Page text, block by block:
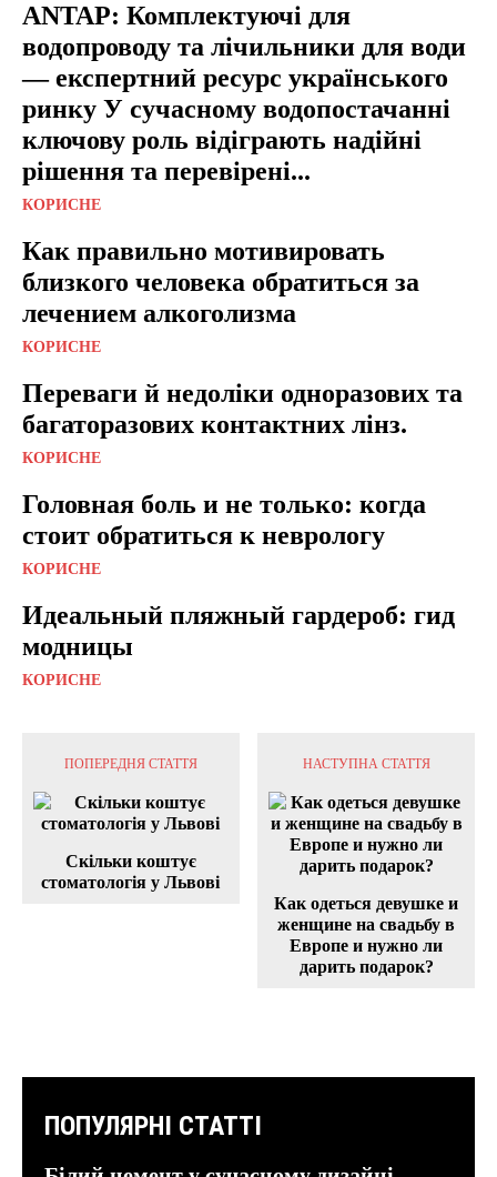
ANTAP: Комплектуючі для
водопроводу та лічильники для води
— експертний ресурс українського
ринку У сучасному водопостачанні
ключову роль відіграють надійні
рішення та перевірені...
КОРИСНЕ
Как правильно мотивировать
близкого человека обратиться за
лечением алкоголизма
КОРИСНЕ
Переваги й недоліки одноразових та
багаторазових контактних лінз.
КОРИСНЕ
Головная боль и не только: когда
стоит обратиться к неврологу
КОРИСНЕ
Идеальный пляжный гардероб: гид
модницы
КОРИСНЕ
ПОПЕРЕДНЯ СТАТТЯ
Скільки коштує
стоматологія у Львові
НАСТУПНА СТАТТЯ
Как одеться девушке и
женщине на свадьбу в
Европе и нужно ли
дарить подарок?
ПОПУЛЯРНІ СТАТТІ